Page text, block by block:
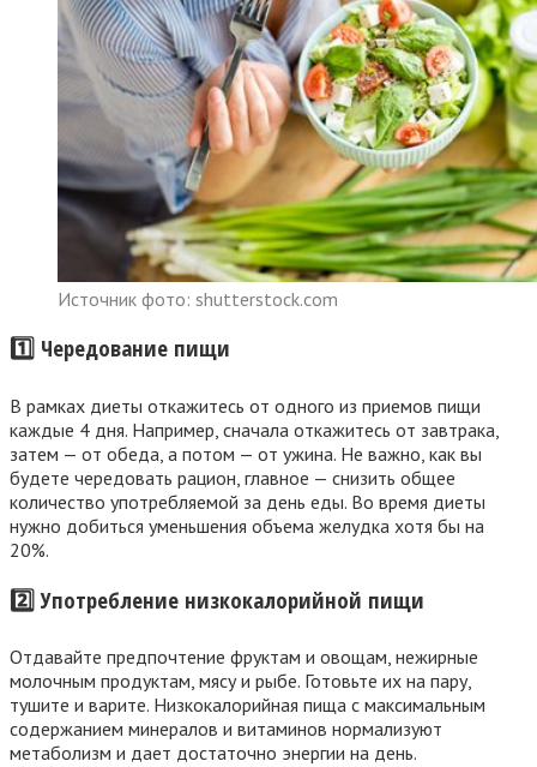
Источник фото: shutterstock.com
1️⃣ Чередование пищи
В рамках диеты откажитесь от одного из приемов пищи
каждые 4 дня. Например, сначала откажитесь от завтрака,
затем — от обеда, а потом — от ужина. Не важно, как вы
будете чередовать рацион, главное — снизить общее
количество употребляемой за день еды. Во время диеты
нужно добиться уменьшения объема желудка хотя бы на
20%.
2️⃣ Употребление низкокалорийной пищи
Отдавайте предпочтение фруктам и овощам, нежирные
молочным продуктам, мясу и рыбе. Готовьте их на пару,
тушите и варите. Низкокалорийная пища с максимальным
содержанием минералов и витаминов нормализуют
метаболизм и дает достаточно энергии на день.